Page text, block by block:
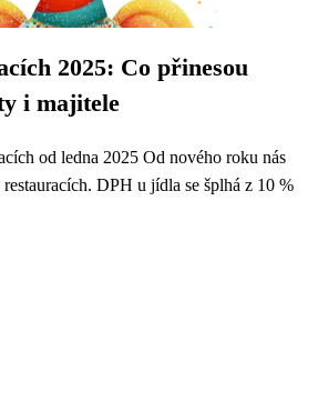
2025: Co přinesou
i majitele
od ledna 2025 Od nového roku nás
DPH u jídla se šplhá z 10 %